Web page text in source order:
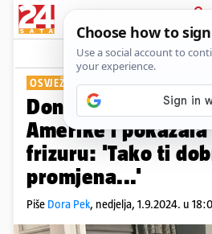
PRIJAVA
Show
OSVJEŽILA IZGLED
Donna Vekić javila
Amerike i
frizuru: 'Tako ti
promjena...'
Piše Dora Pek, nedjelja, 1.9.2024. u